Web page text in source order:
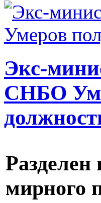
Экс-
СНБО
мирного